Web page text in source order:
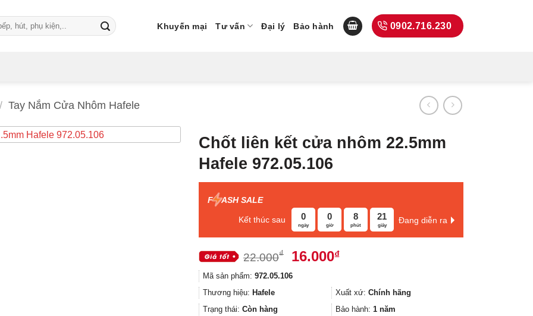
Khuyến mại Tư vấn Đại lý Bảo hành 0902.716.230
Tay Nắm Cửa Nhôm Hafele
Chốt liên kết cửa nhôm 22.5mm
Hafele 972.05.106
F ASH SALE
Kết thúc sau 0
ngày
0
giờ
8
phút
20
giây
Đang diễn ra
22.000₫
Giá
là:
22.000₫.
16.000₫Giá
là:
16.000₫.
Mã sản phẩm: 972.05.106
Thương hiệu: Hafele Xuất xứ: Chính hãng
Trạng thái: Còn hàng Bảo hành: 1 năm